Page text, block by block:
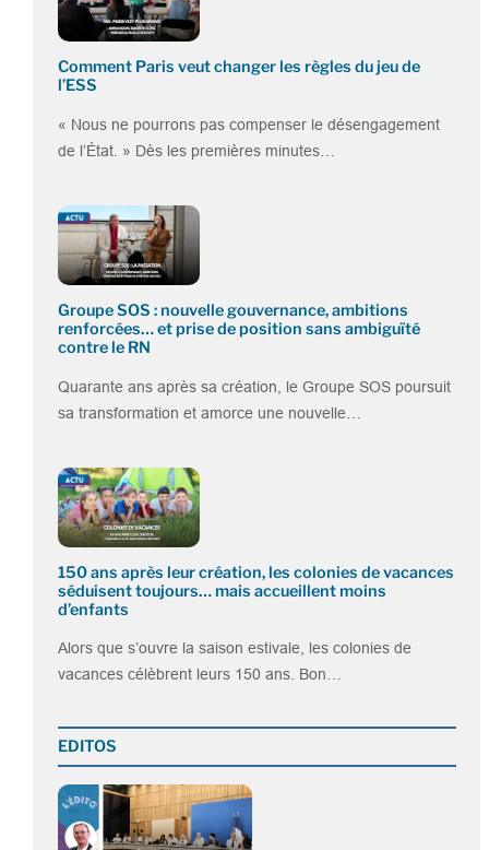
Comment Paris veut changer les règles du jeu de
l’ESS
« Nous ne pourrons pas compenser le désengagement
de l’État. » Dès les premières minutes…
Groupe SOS : nouvelle gouvernance, ambitions
renforcées… et prise de position sans ambiguïté
contre le RN
Quarante ans après sa création, le Groupe SOS poursuit
sa transformation et amorce une nouvelle…
150 ans après leur création, les colonies de vacances
séduisent toujours… mais accueillent moins
d’enfants
Alors que s’ouvre la saison estivale, les colonies de
vacances célèbrent leurs 150 ans. Bon…
EDITOS